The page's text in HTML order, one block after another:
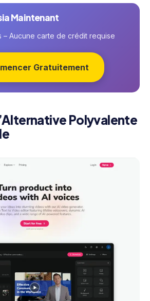
Maintenant
– Aucune carte de crédit requise
Gratuitement
Polyvalente